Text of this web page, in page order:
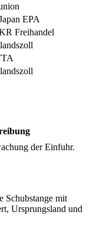
EPA
Freihandel
der Einfuhr.
Schubstange mit
Ursprungsland und